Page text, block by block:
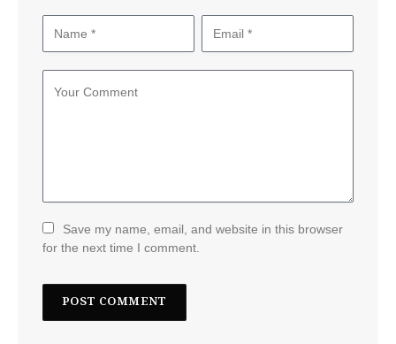
Save my name, email, and website in this browser
for the next time I comment.